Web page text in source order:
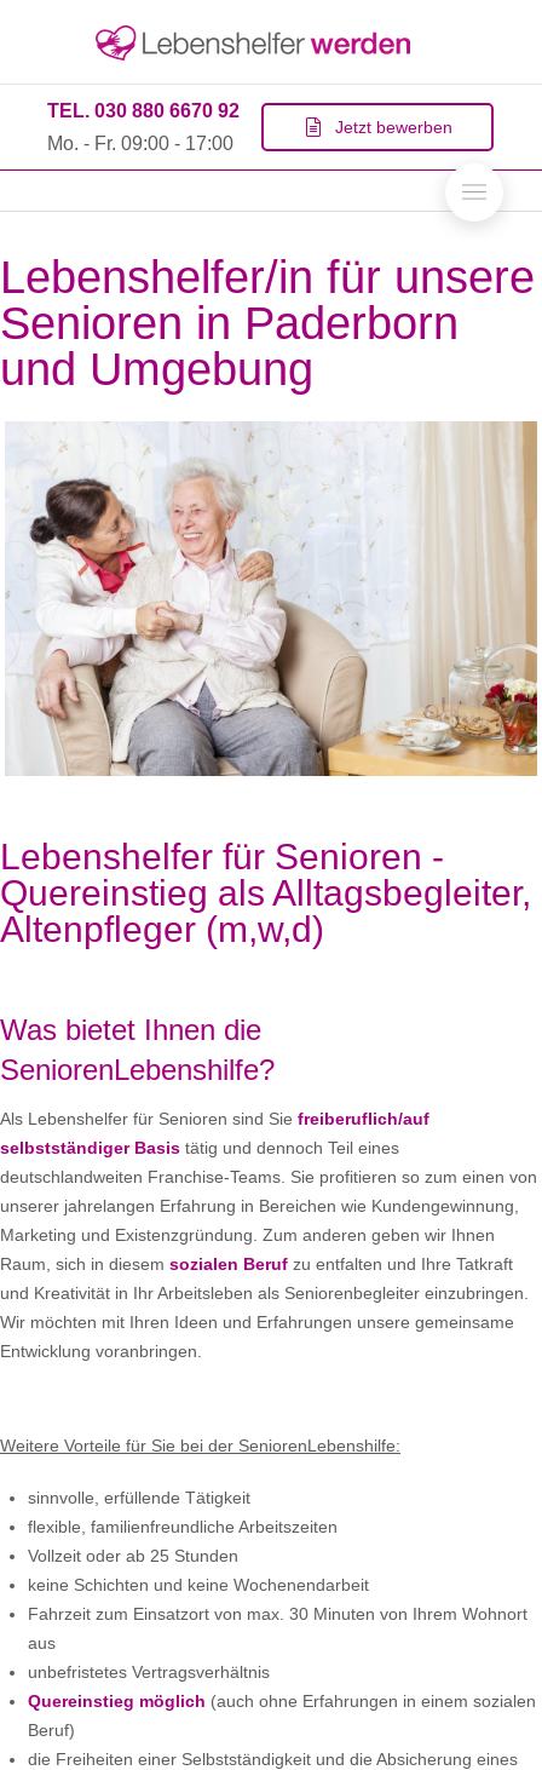
TEL. 030 880 6670 92
Mo. - Fr. 09:00 - 17:00
Jetzt bewerben
Lebenshelfer/in für unsere
Senioren in Paderborn
und Umgebung
Lebenshelfer für Senioren -
Quereinstieg als Alltagsbegleiter,
Altenpfleger (m,w,d)
Was bietet Ihnen die
SeniorenLebenshilfe?
Als Lebenshelfer für Senioren sind Sie freiberuflich/auf
selbstständiger Basis tätig und dennoch Teil eines
deutschlandweiten Franchise-Teams. Sie profitieren so zum einen von
unserer jahrelangen Erfahrung in Bereichen wie Kundengewinnung,
Marketing und Existenzgründung. Zum anderen geben wir Ihnen
Raum, sich in diesem sozialen Beruf zu entfalten und Ihre Tatkraft
und Kreativität in Ihr Arbeitsleben als Seniorenbegleiter einzubringen.
Wir möchten mit Ihren Ideen und Erfahrungen unsere gemeinsame
Entwicklung voranbringen.
Weitere Vorteile für Sie bei der SeniorenLebenshilfe:
sinnvolle, erfüllende Tätigkeit
flexible, familienfreundliche Arbeitszeiten
Vollzeit oder ab 25 Stunden
keine Schichten und keine Wochenendarbeit
Fahrzeit zum Einsatzort von max. 30 Minuten von Ihrem Wohnort
aus
unbefristetes Vertragsverhältnis
Quereinstieg möglich (auch ohne Erfahrungen in einem sozialen
Beruf)
die Freiheiten einer Selbstständigkeit und die Absicherung eines